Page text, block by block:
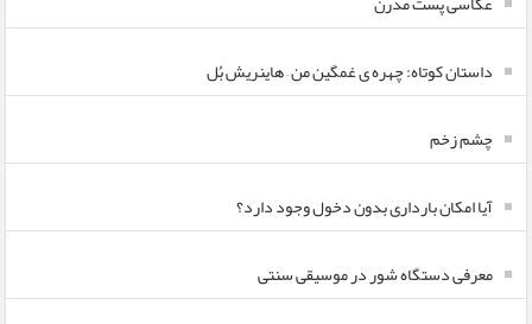
داستان کوتاه: چهره ی غمگین من – هاینریش بُل
چشم زخم
آیا امکان بارداری بدون دخول وجود دارد؟
معرفی دستگاه شور در موسیقی سنتی